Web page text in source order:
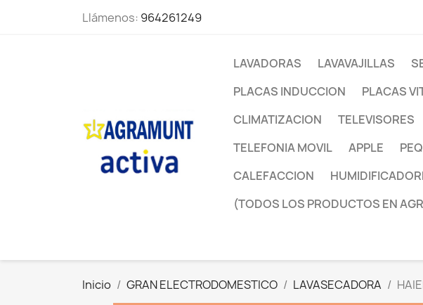
Llámenos: 964261249
LAVADORAS LAVAVAJILLAS
PLACAS INDUCCION
PLACAS
CLIMATIZACION
TELEVISORES
TELEFONIA MOVIL
APPLE
CALEFACCION
(TODOS LOS PRODUCTOS EN
Inicio GRAN ELECTRODOMESTICO LAVASECADORA